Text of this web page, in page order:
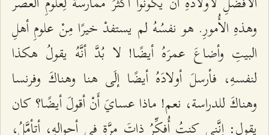
وهذهِ الأُمورِ. هو نفسُهُ لم يستفدْ خيرًا مِنْ علومِ أهلِ
البيتِ وأضاعَ عمرَهُ أيضًا! لا بُدَّ أنَّهُ يقولُ هكذا
لنفسهِ، فأرسلَ أولادَهُ أيضًا إلَى هنا وهناكَ وفرنسا
وهناكَ للدراسة، نعم! ماذا عسايَ أَنْ أقولَ أيضًا؟ كان
يقول: إنَّني كنتُ أُفكِّرُ ذاتَ مرَّةٍ في أحوالهِ، أتأمَّلُ،